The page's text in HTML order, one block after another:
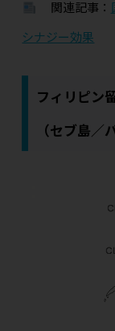
関連記事：
シナジー効果
フィリピン
（セブ島／